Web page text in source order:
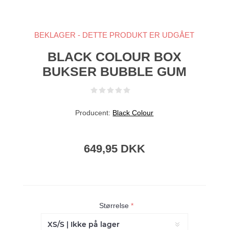
BEKLAGER - DETTE PRODUKT ER UDGÅET
BLACK COLOUR BOX
BUKSER BUBBLE GUM
Producent: Black Colour
649,95 DKK
Størrelse*